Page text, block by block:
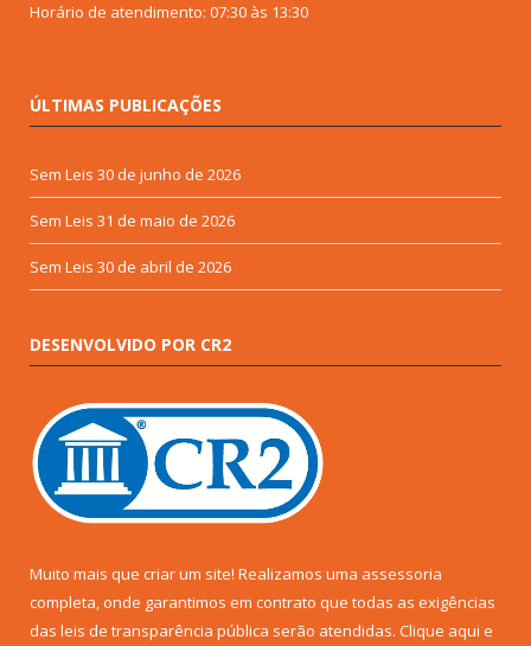
Horário de atendimento: 07:30 às 13:30
ÚLTIMAS PUBLICAÇÕES
Sem Leis 30 de junho de 2026
Sem Leis 31 de maio de 2026
Sem Leis 30 de abril de 2026
DESENVOLVIDO POR CR2
Muito mais que criar um site! Realizamos uma assessoria
completa, onde garantimos em contrato que todas as exigências
das leis de transparência pública serão atendidas. Clique aqui e